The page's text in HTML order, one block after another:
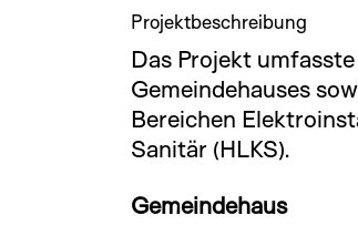
Projektbeschreibung
Das Projekt
Gemeindehauses
Bereichen
Sanitär (HLKS).
Gemeindehaus